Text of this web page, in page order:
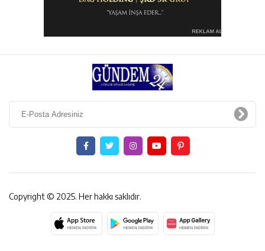
Copyright © 2025. Her hakkı saklıdır.